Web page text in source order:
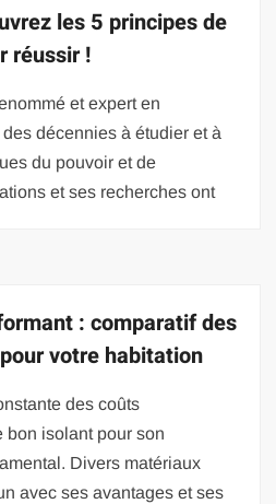
les 5 principes de
réussir !
et expert en
décennies à étudier et à
du pouvoir et de
et ses recherches ont
: comparatif des
votre habitation
des coûts
bon isolant pour son
Divers matériaux
avec ses avantages et ses